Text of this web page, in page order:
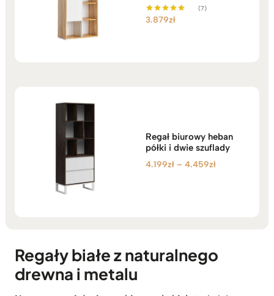
Oceniono
(7)
3.879zł
Regał biurowy heban
półki i dwie szuflady
4.199zł – 4.459złZakres
Regały białe z naturalnego
drewna i metalu